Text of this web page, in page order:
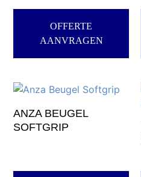
OFFERTE
AANVRAGEN
ANZA BEUGEL
SOFTGRIP